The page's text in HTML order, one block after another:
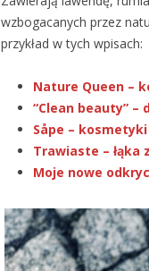
wzbogacanych przez
przykład w tych wpisach:
Nature Queen –
“Clean beauty” –
Såpe –
Trawiaste – łąka
Moje nowe